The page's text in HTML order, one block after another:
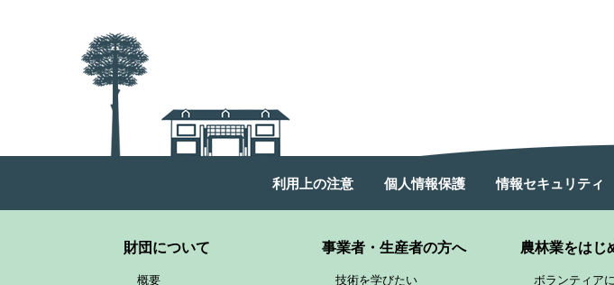
利用上の注意 個人情報保護 情報セキュリティ
財団について
概要
事業者・生産者の方へ
技術を学びたい
農林業をはじ
ボランティア